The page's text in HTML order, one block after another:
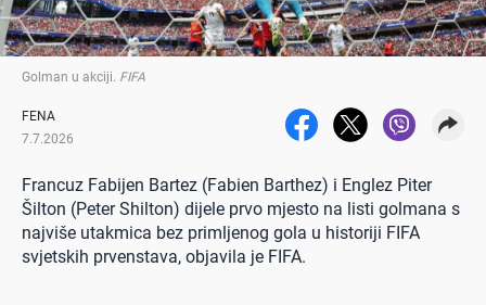
Golman u akciji FIFA
FENA
7.7.2026
Francuz Fabijen Bartez (Fabien Barthez) i Englez Piter
Šilton (Peter Shilton) dijele prvo mjesto na listi golmana s
najviše utakmica bez primljenog gola u historiji FIFA
svjetskih prvenstava, objavila je FIFA.